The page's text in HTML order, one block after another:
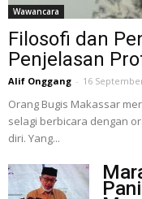
Wawancara
Filosofi dan
Penjelasan
Alif Onggang - 16
Orang Bugis Makassar
selagi berbicara dengan
diri. Yang...